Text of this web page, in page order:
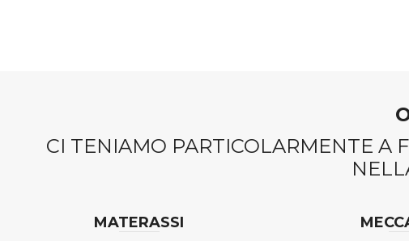
CI TENIAMO PARTICOLARMENTE A
MATERASSI